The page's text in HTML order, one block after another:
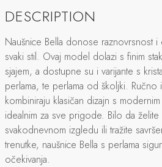
DESCRIPTION
Naušnice Bella donose raznovrsnost i
svaki stil. Ovaj model dolazi s finim
sjajem, a dostupne su i varijante s
perlama, te perlama od školjki. Ručno
kombiniraju klasičan dizajn s
idealnim za sve prigode. Bilo da želite
svakodnevnom izgledu ili tražite
trenutke, naušnice Bella s perlama
očekivanja.